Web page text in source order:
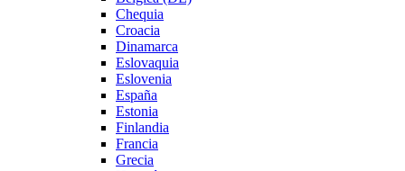
Chequia
Croacia
Dinamarca
Eslovaquia
Eslovenia
España
Estonia
Finlandia
Francia
Grecia